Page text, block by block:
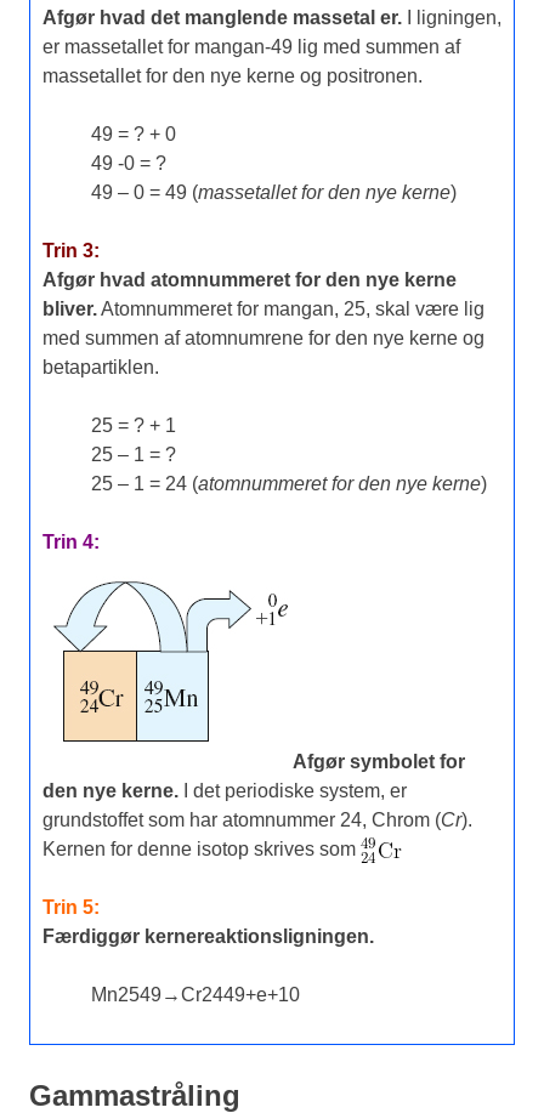
Afgør hvad det manglende massetal er.I ligningen,
er massetallet for mangan-49 lig med summen af
massetallet for den nye kerne og positronen.
49 = ? + 0
49 -0 = ?
49 – 0 = 49 (massetallet for den nye kerne)
Trin 3:
Afgør hvad atomnummeret for den nye kerne
bliver.Atomnummeret for mangan, 25, skal være lig
med summen af atomnumrene for den nye kerne og
betapartiklen.
25 = ? + 1
25 – 1 = ?
25 – 1 = 24 (atomnummeret for den nye kerne)
Trin 4:
Afgør symbolet for
den nye kerne.I det periodiske system, er
grundstoffet som har atomnummer 24, Chrom (Cr).
Kernen for denne isotop skrives som
Trin 5:
Færdiggør kernereaktionsligningen.
Mn2549 →Cr2449+e+10
Gammastråling